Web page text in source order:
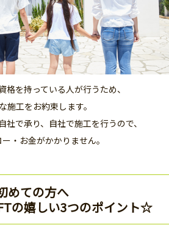
格を持っている人が行うため、
施工をお約束します。
社で承り、自社で施工を行うので、
・お金がかかりません。
めての方へ
の嬉しい3つのポイント☆